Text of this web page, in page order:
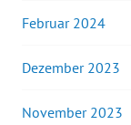
Februar 2024
Dezember 2023
November 2023